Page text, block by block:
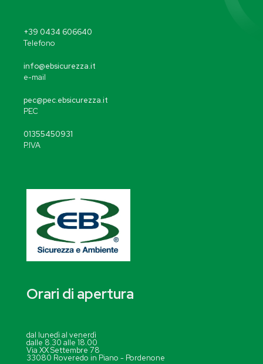
+39 0434 606640
Telefono
info@ebsicurezza.it
e-mail
pec@pec.ebsicurezza.it
PEC
01355450931
P.IVA
Orari di apertura
dal lunedì al venerdì
dalle 8.30 alle 18.00
Via XX Settembre 78
33080 Roveredo in Piano - Pordenone